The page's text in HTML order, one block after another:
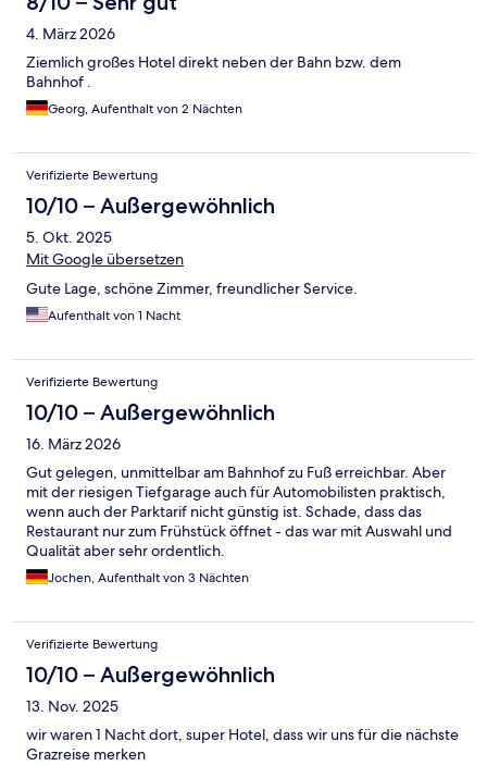
4. März 2026
Ziemlich großes Hotel direkt neben der Bahn bzw. dem
Bahnhof .
Georg, Aufenthalt von 2 Nächten
Verifizierte Bewertung
10/10 – Außergewöhnlich
5. Okt. 2025
Mit Google übersetzen
Gute Lage, schöne Zimmer, freundlicher Service.
Aufenthalt von 1 Nacht
Verifizierte Bewertung
10/10 – Außergewöhnlich
16. März 2026
Gut gelegen, unmittelbar am Bahnhof zu Fuß erreichbar. Aber
mit der riesigen Tiefgarage auch für Automobilisten praktisch,
wenn auch der Parktarif nicht günstig ist. Schade, dass das
Restaurant nur zum Frühstück öffnet - das war mit Auswahl und
Qualität aber sehr ordentlich.
Jochen, Aufenthalt von 3 Nächten
Verifizierte Bewertung
10/10 – Außergewöhnlich
13. Nov. 2025
wir waren 1 Nacht dort, super Hotel, dass wir uns für die nächste
Grazreise merken